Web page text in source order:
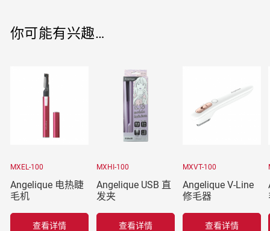
你可能有兴趣…
MXEL-100
Angelique 电热睫
毛机
查看详情
MXHI-100
Angelique USB 直
发夹
查看详情
MXVT-100
Angelique V-Line
修毛器
查看详情